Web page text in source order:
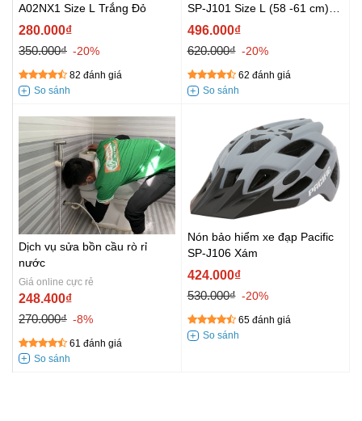
A02NX1 Size L Trắng Đỏ
280.000₫
350.000₫ -20%
82 đánh giá
SP-J101 Size L (58 -61 cm)
Đen Trắng
496.000₫
620.000₫ -20%
62 đánh giá
Dịch vụ sửa bồn cầu rò rỉ
nước
Giá online cực rẻ
248.400₫
270.000₫ -8%
61 đánh giá
Nón bảo hiểm xe đạp Pacific
SP-J106 Xám
424.000₫
530.000₫ -20%
65 đánh giá